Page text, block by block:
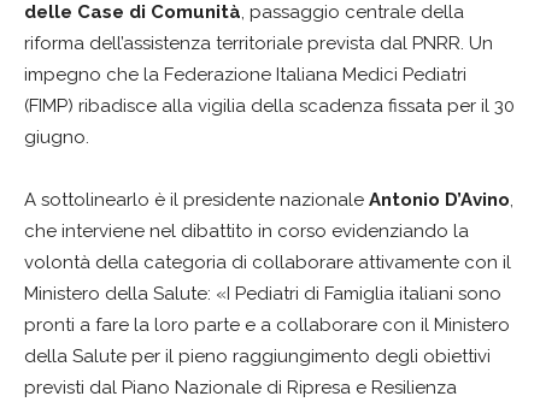
delle Case di Comunità, passaggio centrale della
riforma dell’assistenza territoriale prevista dal PNRR. Un
impegno che la Federazione Italiana Medici Pediatri
(FIMP) ribadisce alla vigilia della scadenza fissata per il 30
giugno.
A sottolinearlo è il presidente nazionale Antonio D’Avino,
che interviene nel dibattito in corso evidenziando la
volontà della categoria di collaborare attivamente con il
Ministero della Salute: «I Pediatri di Famiglia italiani sono
pronti a fare la loro parte e a collaborare con il Ministero
della Salute per il pieno raggiungimento degli obiettivi
previsti dal Piano Nazionale di Ripresa e Resilienza